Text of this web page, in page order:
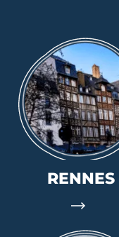
RENNES